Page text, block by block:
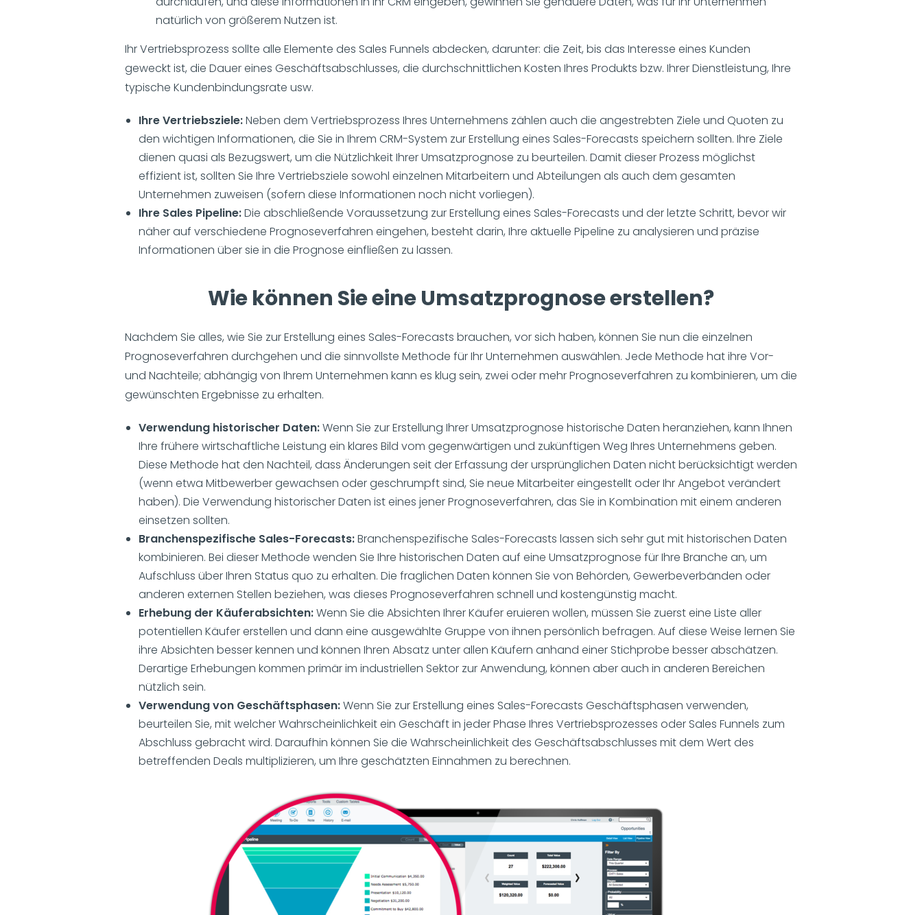
natürlich von größerem Nutzen ist.
Ihr Vertriebsprozess sollte alle Elemente des Sales Funnels abdecken, darunter: die Zeit, bis das Interesse eines Kunden
geweckt ist, die Dauer eines Geschäftsabschlusses, die durchschnittlichen Kosten Ihres Produkts bzw. Ihrer Dienstleistung, Ihre
typische Kundenbindungsrate usw.
Ihre Vertriebsziele:Neben dem Vertriebsprozess Ihres Unternehmens zählen auch die angestrebten Ziele und Quoten zu
den wichtigen Informationen, die Sie in Ihrem CRM-System zur Erstellung eines Sales-Forecasts speichern sollten. Ihre Ziele
dienen quasi als Bezugswert, um die Nützlichkeit Ihrer Umsatzprognose zu beurteilen. Damit dieser Prozess möglichst
effizient ist, sollten Sie Ihre Vertriebsziele sowohl einzelnen Mitarbeitern und Abteilungen als auch dem gesamten
Unternehmen zuweisen (sofern diese Informationen noch nicht vorliegen).
Ihre Sales Pipeline:Die abschließende Voraussetzung zur Erstellung eines Sales-Forecasts und der letzte Schritt, bevor wir
näher auf verschiedene Prognoseverfahren eingehen, besteht darin, Ihre aktuelle Pipeline zu analysieren und präzise
Informationen über sie in die Prognose einfließen zu lassen.
Wie können Sie eine Umsatzprognose erstellen?
Nachdem Sie alles, wie Sie zur Erstellung eines Sales-Forecasts brauchen, vor sich haben, können Sie nun die einzelnen
Prognoseverfahren durchgehen und die sinnvollste Methode für Ihr Unternehmen auswählen. Jede Methode hat ihre Vor-
und Nachteile; abhängig von Ihrem Unternehmen kann es klug sein, zwei oder mehr Prognoseverfahren zu kombinieren, um die
gewünschten Ergebnisse zu erhalten.
Verwendung historischer Daten:Wenn Sie zur Erstellung Ihrer Umsatzprognose historische Daten heranziehen, kann Ihnen
Ihre frühere wirtschaftliche Leistung ein klares Bild vom gegenwärtigen und zukünftigen Weg Ihres Unternehmens geben.
Diese Methode hat den Nachteil, dass Änderungen seit der Erfassung der ursprünglichen Daten nicht berücksichtigt werden
(wenn etwa Mitbewerber gewachsen oder geschrumpft sind, Sie neue Mitarbeiter eingestellt oder Ihr Angebot verändert
haben). Die Verwendung historischer Daten ist eines jener Prognoseverfahren, das Sie in Kombination mit einem anderen
einsetzen sollten.
Branchenspezifische Sales-Forecasts:Branchenspezifische Sales-Forecasts lassen sich sehr gut mit historischen Daten
kombinieren. Bei dieser Methode wenden Sie Ihre historischen Daten auf eine Umsatzprognose für Ihre Branche an, um
Aufschluss über Ihren Status quo zu erhalten. Die fraglichen Daten können Sie von Behörden, Gewerbeverbänden oder
anderen externen Stellen beziehen, was dieses Prognoseverfahren schnell und kostengünstig macht.
Erhebung der Käuferabsichten:Wenn Sie die Absichten Ihrer Käufer eruieren wollen, müssen Sie zuerst eine Liste aller
potentiellen Käufer erstellen und dann eine ausgewählte Gruppe von ihnen persönlich befragen. Auf diese Weise lernen Sie
ihre Absichten besser kennen und können Ihren Absatz unter allen Käufern anhand einer Stichprobe besser abschätzen.
Derartige Erhebungen kommen primär im industriellen Sektor zur Anwendung, können aber auch in anderen Bereichen
nützlich sein.
Verwendung von Geschäftsphasen:Wenn Sie zur Erstellung eines Sales-Forecasts Geschäftsphasen verwenden,
beurteilen Sie, mit welcher Wahrscheinlichkeit ein Geschäft in jeder Phase Ihres Vertriebsprozesses oder Sales Funnels zum
Abschluss gebracht wird. Daraufhin können Sie die Wahrscheinlichkeit des Geschäftsabschlusses mit dem Wert des
betreffenden Deals multiplizieren, um Ihre geschätzten Einnahmen zu berechnen.